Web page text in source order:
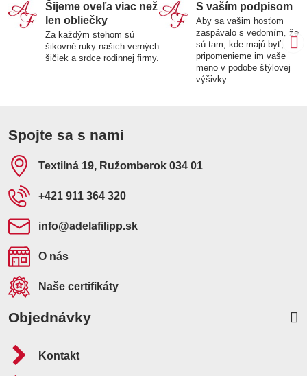
Šijeme oveľa viac než
len obliečky
Za každým stehom sú
šikovné ruky našich verných
šičiek a srdce rodinnej firmy.
S vaším podpisom
Aby sa vašim hosťom
zaspávalo s vedomím, že
sú tam, kde majú byť,
pripomenieme im vaše
meno v podobe štýlovej
výšivky.
Spojte sa s nami
Textilná 19, Ružomberok 034 01
+421 911 364 320
info​@adelafilipp​.sk
O nás
Naše certifikáty
Objednávky
Kontakt